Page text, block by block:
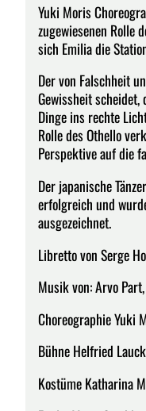
Yuki Moris
zugewiesenen Rolle
sich Emilia die
Der von Falschheit
Gewissheit
Dinge ins rechte
Rolle des Othello
Perspektive auf die
Der japanische
erfolgreich und
ausgezeichnet.
Libretto von Serge
Musik von: Arvo
Choreographie Yuki
Bühne Helfried
Kostüme Katharina